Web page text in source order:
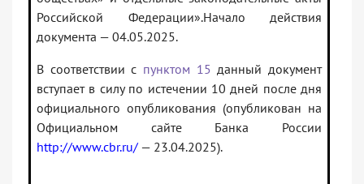
Российской Федерации».Начало действия
документа — 04.05.2025.
В соответствии с пунктом 15 данный документ
вступает в силу по истечении 10 дней после дня
официального опубликования (опубликован на
Официальном сайте Банка России
http://www.cbr.ru/ — 23.04.2025).